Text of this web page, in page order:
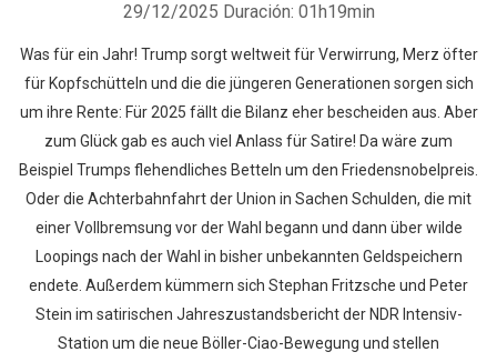
29/12/2025 Duración: 01h19min
Was für ein Jahr! Trump sorgt weltweit für Verwirrung, Merz öfter
für Kopfschütteln und die die jüngeren Generationen sorgen sich
um ihre Rente: Für 2025 fällt die Bilanz eher bescheiden aus. Aber
zum Glück gab es auch viel Anlass für Satire! Da wäre zum
Beispiel Trumps flehendliches Betteln um den Friedensnobelpreis.
Oder die Achterbahnfahrt der Union in Sachen Schulden, die mit
einer Vollbremsung vor der Wahl begann und dann über wilde
Loopings nach der Wahl in bisher unbekannten Geldspeichern
endete. Außerdem kümmern sich Stephan Fritzsche und Peter
Stein im satirischen Jahreszustandsbericht der NDR Intensiv-
Station um die neue Böller-Ciao-Bewegung und stellen